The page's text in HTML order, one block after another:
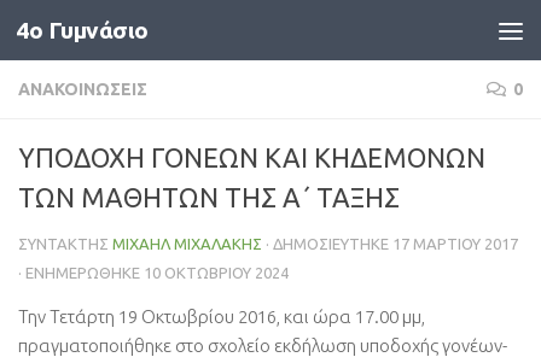
Skip to content
4o Γυμνάσιο
ΑΝΑΚΟΙΝΏΣΕΙΣ 0
ΥΠΟΔΟΧΗ ΓΟΝΕΩΝ ΚΑΙ ΚΗΔΕΜΟΝΩΝ
ΤΩΝ ΜΑΘΗΤΩΝ ΤΗΣ Α΄ ΤΑΞΗΣ
ΣΥΝΤΆΚΤΗΣ ΜΙΧΑΉΛ ΜΙΧΑΛΆΚΗΣ · ΔΗΜΟΣΙΕΎΤΗΚΕ 17 ΜΑΡΤΊΟΥ 2017
· ΕΝΗΜΕΡΏΘΗΚΕ 10 ΟΚΤΩΒΡΊΟΥ 2024
Την Τετάρτη 19 Οκτωβρίου 2016, και ώρα 17.00 μμ,
πραγματοποιήθηκε στο σχολείο εκδήλωση υποδοχής γονέων-